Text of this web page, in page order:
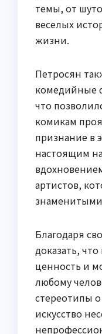
темы, от
веселых
жизни.
Петросян
комедийные
что
комикам
признание в
настоящим
артистов,
Благодаря
доказать,
ценность и
любому
стереотипы
искусство